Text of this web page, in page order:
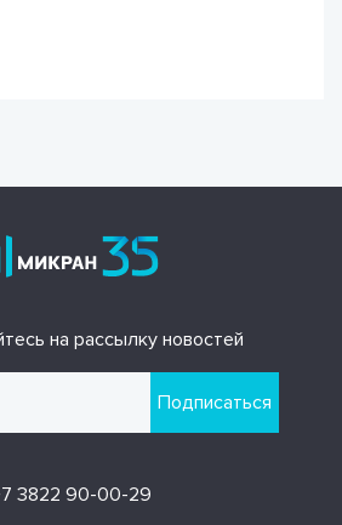
на рассылку новостей
Подписаться
3822 90-00-29